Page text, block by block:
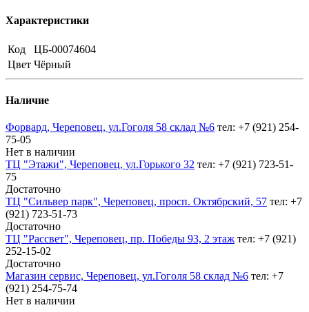
Характеристики
Код
ЦБ-00074604
Цвет Чёрный
Наличие
Форвард, Череповец, ул.Гоголя 58 склад №6 тел: +7 (921) 254-
75-05
Нет в наличии
ТЦ "Этажи", Череповец, ул.Горького 32 тел: +7 (921) 723-51-
75
Достаточно
ТЦ "Сильвер парк", Череповец, просп. Октябрский, 57 тел: +7
(921) 723-51-73
Достаточно
ТЦ "Рассвет", Череповец, пр. Победы 93, 2 этаж тел: +7 (921)
252-15-02
Достаточно
Магазин сервис, Череповец, ул.Гоголя 58 склад №6 тел: +7
(921) 254-75-74
Нет в наличии